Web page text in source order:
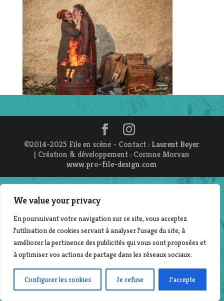
We value your privacy
En poursuivant votre navigation sur ce site, vous acceptez
l’utilisation de cookies servant à analyser l’usage du site, à
améliorer la pertinence des publicités qui vous sont proposées et
à optimiser vos actions de partage dans les réseaux sociaux.
Configurer les cookies Je refuse J'accepte
©2014-2025 File en scène - Contact : Laurent Beyer
| Création & développement : Corinne Morvan
www.pro-file-design.com